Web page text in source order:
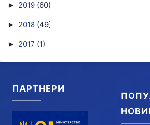
► 2019 (60)
► 2018 (49)
► 2017 (1)
ПАРТНЕРИ